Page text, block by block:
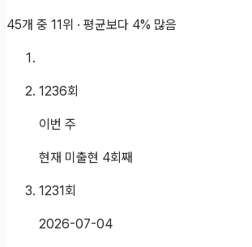
45개 중 11위 · 평균보다 4% 많음
1236회
이번 주
현재 미출현 4회째
1231회
2026-07-04